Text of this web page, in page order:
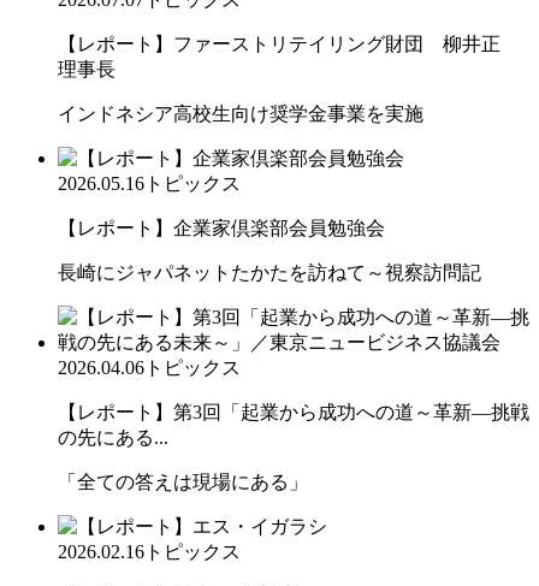
【レポート】ファーストリテイリング財団 柳井正
理事長
インドネシア高校生向け奨学金事業を実施
2026.05.16 トピックス
【レポート】企業家倶楽部会員勉強会
長崎にジャパネットたかたを訪ねて～視察訪問記
2026.04.06 トピックス
【レポート】第3回「起業から成功への道～革新―挑戦
の先にある...
「全ての答えは現場にある」
2026.02.16 トピックス